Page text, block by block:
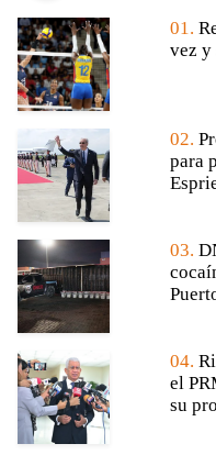
01.
vez y
02.
para
03.
04.
el
su